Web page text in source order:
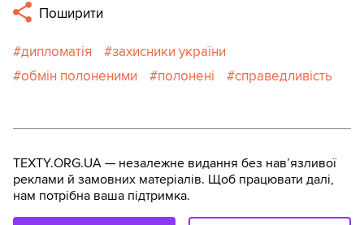
Поширити
дипломатія
захисники україни
обмін полоненими
полонені справедливість
TEXTY.ORG.UA — незалежне видання без навʼязливої
реклами й замовних матеріалів. Щоб працювати далі,
нам потрібна ваша підтримка.